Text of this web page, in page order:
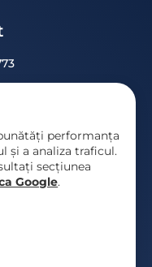
auto
performanța
și a analiza traficul.
secțiunea